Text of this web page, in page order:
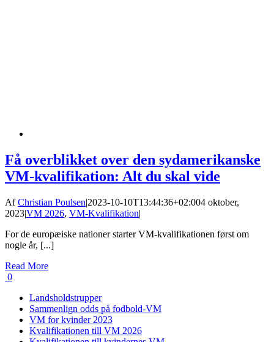
Få overblikket over den sydamerikanske
VM-kvalifikation: Alt du skal vide
AfChristian Poulsen|2023-10-10T13:44:36+02:004 oktober,
2023|VM 2026, VM-Kvalifikation|
For de europæiske nationer starter VM-kvalifikationen først om
nogle år, [...]
Read More
0
Landsholdstrupper
Sammenlign odds på fodbold-VM
VM for kvinder 2023
Kvalifikationen till VM 2026